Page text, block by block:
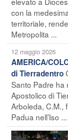
con la
territoriale,
Metropolita ...
12 maggio 2026
AMERICA/
di Tierradentro
Santo Padre ha
Apostolico di
Arboleda, C.M.,
Padua nell’Iso ...